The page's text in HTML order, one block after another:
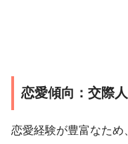
恋愛傾向：交際
恋愛経験が豊富なため